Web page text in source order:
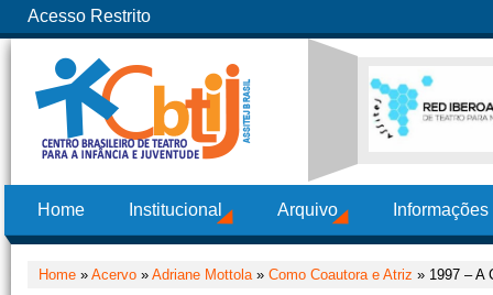
Acesso Restrito
Home Institucional Arquivo
Home » Acervo » Adriane Mottola» Como Coautora e Atriz » 1997 – A